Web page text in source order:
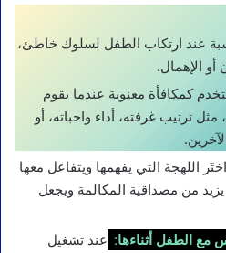
عند ارتكاب الطفل لسلوك خاطئ،
أو الإهمال.
كمكافأة معنوية عندما يقوم
ترتيب غرفته، أداء واجباته، أو
اللهجة التي يفهمها ويتفاعل معها
من مصداقية المكالمة ويجعل
مع الطفل أثناءها: عند تشغيل